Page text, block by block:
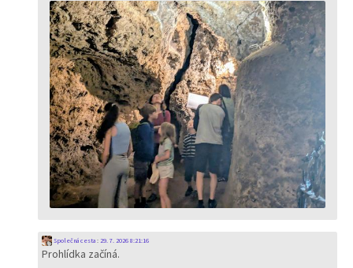
Společná cesta: 29. 7. 2026 8:21:16
Prohlídka začíná.